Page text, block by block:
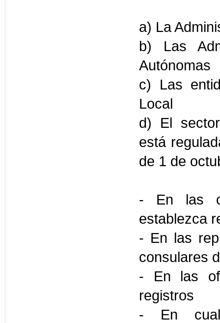
a) La
b) Las
Autónomas
c) Las
Local
d) El
está
de 1 de
- En las
establezca
- En las
consulares
- En las
registros
- En